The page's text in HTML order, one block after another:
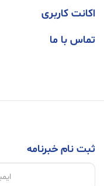
اکانت کاربری
تماس با ما
ثبت نام خبرنامه